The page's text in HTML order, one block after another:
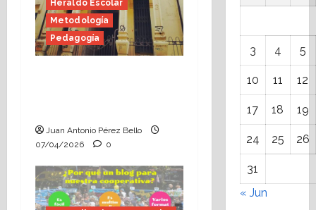
Heraldo Escolar
Metodología
Pedagogía
Juan Antonio Pérez Bello
07/04/2026
0
3 4 5
10 11 12
17 18 19
24 25 26
31
« Jun